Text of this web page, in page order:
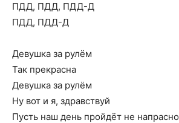
ПДД, ПДД, ПДД-Д
ПДД, ПДД-Д
Девушка за рулём
Так прекрасна
Девушка за рулём
Ну вот и я, здравствуй
Пусть наш день пройдёт не напрасно